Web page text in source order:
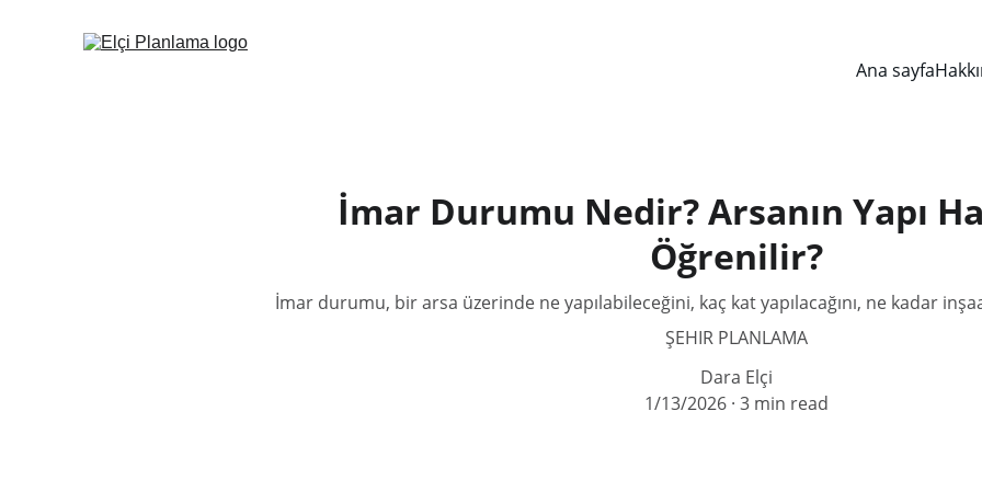
Ana sayfa
İmar Durumu Nedir? Arsanın Yapı
Öğrenilir?
İmar durumu, bir arsa üzerinde ne yapılabileceğini, kaç kat yapılacağını, ne kadar
ŞEHIR PLANLAMA
Dara Elçi
1/13/2026 3 min read